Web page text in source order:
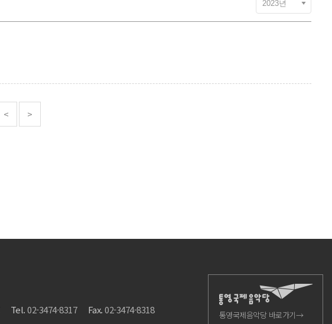
< >
Tel.02-3474-8317 Fax.02-3474-8318
통영국제음악당 바로가기→